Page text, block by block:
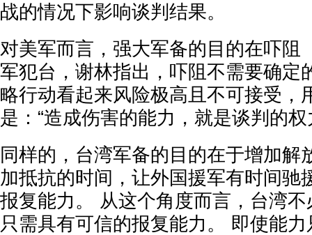
战的情况下影响谈判结果。
对美军而言，强大军备的目的在吓阻
军犯台，谢林指出，吓阻不需要确定
略行动看起来风险极高且不可接受，
是：“造成伤害的能力，就是谈判的权
同样的，台湾军备的目的在于增加解
加抵抗的时间，让外国援军有时间驰
报复能力。 从这个角度而言，台湾
只需具有可信的报复能力。 即使能